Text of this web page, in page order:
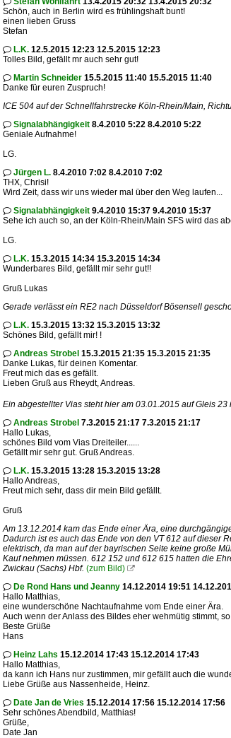
Schön, auch in Berlin wird es frühlingshaft bunt!
einen lieben Gruss
Stefan
 L.K. 12.5.2015 12:23 12.5.2015 12:23
Tolles Bild, gefällt mr auch sehr gut!
 Martin Schneider 15.5.2015 11:40 15.5.2015 11:40
Danke für euren Zuspruch!
ICE 504 auf der Schnellfahrstrecke Köln-Rhein/Main,
 Signalabhängigkeit 8.4.2010 5:22 8.4.2010 5:22
Geniale Aufnahme!
LG.
 Jürgen L. 8.4.2010 7:02 8.4.2010 7:02
THX, Chrisi!
Wird Zeit, dass wir uns wieder mal über den Weg laufen...
 Signalabhängigkeit 9.4.2010 15:37 9.4.2010 15:37
Sehe ich auch so, an der Köln-Rhein/Main SFS wird das
LG.
 L.K. 15.3.2015 14:34 15.3.2015 14:34
Wunderbares Bild, gefällt mir sehr gut!!
Gruß Lukas
Gerade verlässt ein RE2 nach Düsseldorf Bösensell
 L.K. 15.3.2015 13:32 15.3.2015 13:32
Schönes Bild, gefällt mir! !
 Andreas Strobel 15.3.2015 21:35 15.3.2015 21:35
Danke Lukas, für deinen Komentar.
Freut mich das es gefällt.
Lieben Gruß aus Rheydt, Andreas.
Ein abgestellter Vias steht hier am 03.01.2015 auf Gleis 23
 Andreas Strobel 7.3.2015 21:17 7.3.2015 21:17
Hallo Lukas,
schönes Bild vom Vias Dreiteiler......
Gefällt mir sehr gut. Gruß Andreas.
 L.K. 15.3.2015 13:28 15.3.2015 13:28
Hallo Andreas,
Freut mich sehr, dass dir mein Bild gefällt.
Gruß
Am 13.12.2014 kam das Ende einer Ära, eine
Dadurch ist es auch das Ende von den VT 612 auf dieser
elektrisch, da man auf der bayrischen Seite keine große
Kauf nehmen müssen. 612 152 und 612 615 hatten die
Zwickau (Sachs) Hbf. (zum Bild) 
 De Rond Hans und Jeanny 14.12.2014 19:51
Hallo Matthias,
eine wunderschöne Nachtaufnahme vom Ende einer Ära.
Auch wenn der Anlass des Bildes eher wehmütig stimmt,
Beste Grüße
Hans
 Heinz Lahs 15.12.2014 17:43 15.12.2014 17:43
Hallo Matthias,
da kann ich Hans nur zustimmen, mir gefällt auch die
Liebe Grüße aus Nassenheide, Heinz.
 Date Jan de Vries 15.12.2014 17:56 15.12.2014 17:56
Sehr schönes Abendbild, Matthias!
Grüße,
Date Jan